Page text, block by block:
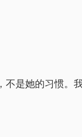
不是她的习惯。